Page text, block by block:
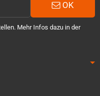
OK
Mehr Infos dazu in der